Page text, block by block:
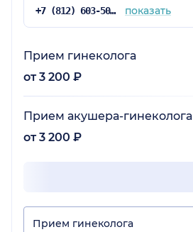
+7 (812) 603-50-02 показать
Прием гинеколога
от 3 200 ₽
Прием акушера-гинеколога
от 3 200 ₽
Прием гинеколога